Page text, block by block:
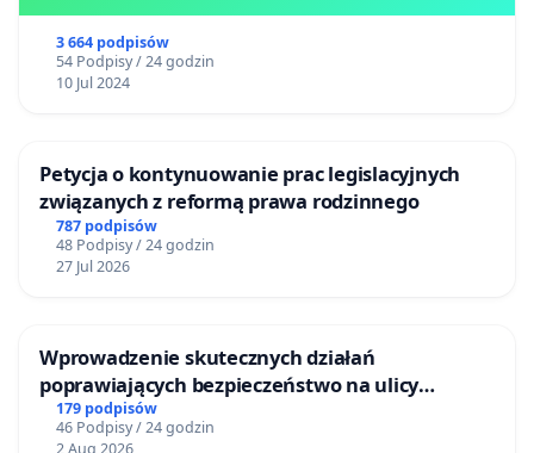
3 664 podpisów
54 Podpisy / 24 godzin
10 Jul 2024
Petycja o kontynuowanie prac legislacyjnych
związanych z reformą prawa rodzinnego
787 podpisów
48 Podpisy / 24 godzin
27 Jul 2026
Wprowadzenie skutecznych działań
poprawiających bezpieczeństwo na ulicy
Żeromskiego w Otwocku
179 podpisów
46 Podpisy / 24 godzin